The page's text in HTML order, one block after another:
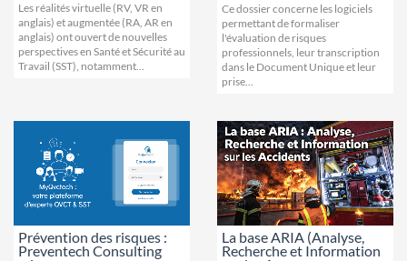
Les réalités virtuelle (RV, VR en
anglais) et augmentée (RA, AR en
anglais) ont ouvert de nouvelles
perspectives en Santé et Sécurité au
Travail (SST), notamment...
Ce dossier concerne les logiciels
permettant de formaliser
l'évaluation de risques
professionnels, leur transcription
dans le Document Unique et leur
prise...
Prévention des risques :
Preventech Consulting
La base ARIA (Analyse,
Recherche et Information